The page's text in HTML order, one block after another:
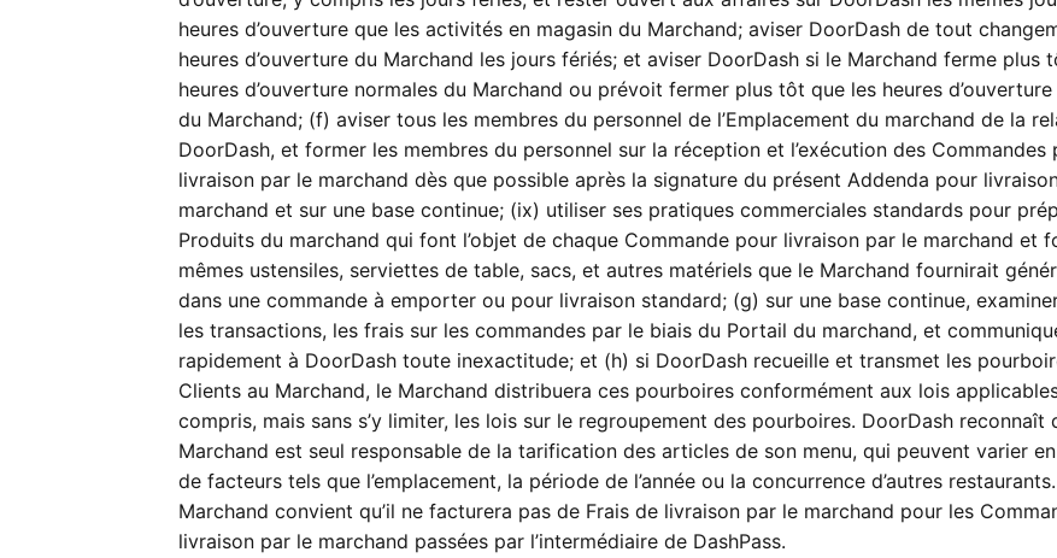
heures d’ouverture que les activités en magasin du Marchand; aviser DoorDash de tout
heures d’ouverture du Marchand les jours fériés; et aviser DoorDash si le Marchand ferme plus
heures d’ouverture normales du Marchand ou prévoit fermer plus tôt que les heures
du Marchand; (f) aviser tous les membres du personnel de l’Emplacement du marchand de la
DoorDash, et former les membres du personnel sur la réception et l’exécution des Commandes
livraison par le marchand dès que possible après la signature du présent Addenda pour
marchand et sur une base continue; (ix) utiliser ses pratiques commerciales standards pour
Produits du marchand qui font l’objet de chaque Commande pour livraison par le marchand et
mêmes ustensiles, serviettes de table, sacs, et autres matériels que le Marchand fournirait
dans une commande à emporter ou pour livraison standard; (g) sur une base continue,
les transactions, les frais sur les commandes par le biais du Portail du marchand, et
rapidement à DoorDash toute inexactitude; et (h) si DoorDash recueille et transmet les
Clients au Marchand, le Marchand distribuera ces pourboires conformément aux lois
compris, mais sans s’y limiter, les lois sur le regroupement des pourboires. DoorDash reconnaît
Marchand est seul responsable de la tarification des articles de son menu, qui peuvent varier
de facteurs tels que l’emplacement, la période de l’année ou la concurrence d’autres
Marchand convient qu’il ne facturera pas de Frais de livraison par le marchand pour les
livraison par le marchand passées par l’intermédiaire de DashPass.